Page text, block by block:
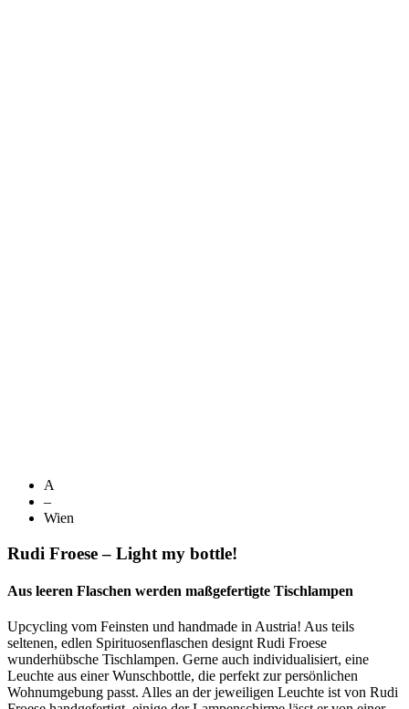
A
–
Wien
Rudi Froese – Light my bottle!
Aus leeren Flaschen werden maßgefertigte Tischlampen
Upcycling vom Feinsten und handmade in Austria! Aus teils
seltenen, edlen Spirituosenflaschen designt Rudi Froese
wunderhübsche Tischlampen. Gerne auch individualisiert, eine
Leuchte aus einer Wunschbottle, die perfekt zur persönlichen
Wohnumgebung passt. Alles an der jeweiligen Leuchte ist von Rudi